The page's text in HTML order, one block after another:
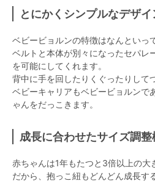
とにかくシンプルなデザイ
ベビービョルンの特徴はなんといっ
ベルトと本体が別々になったセパレ
を可能にしてくれます。
背中に手を回したりくぐったりして
ベビーキャリアもベビービョルンで
ゃんをだっこきます。
成長に合わせたサイズ調整
赤ちゃんは1年もたつと3倍以上の大
だから、抱っこ紐もどんどん成長す